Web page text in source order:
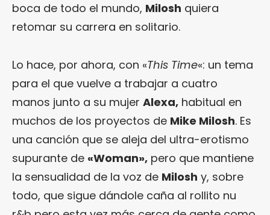
boca de todo el mundo, Milosh quiera
retomar su carrera en solitario.
Lo hace, por ahora, con «This Time«: un tema
para el que vuelve a trabajar a cuatro
manos junto a su mujer Alexa, habitual en
muchos de los proyectos de Mike Milosh. Es
una canción que se aleja del ultra-erotismo
supurante de «Woman», pero que mantiene
la sensualidad de la voz de Milosh y, sobre
todo, que sigue dándole caña al rollito nu